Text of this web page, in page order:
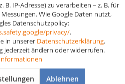
Lernkarten für Fachinformatiker
€ *
Aktiv
IP-Adresse) zu verarbeiten – z. B. für
Wie Google Daten nutzt,
Datenschutzpolicy:
privacy/.
in unserer Datenschutzerklärung.
jederzeit ändern oder widerrufen.
Ablehnen